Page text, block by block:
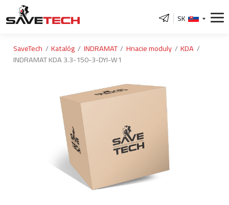
SK
SaveTech Katalóg INDRAMAT Hnacie moduly
KDA
INDRAMAT KDA 3.3-150-3-DYI-W1